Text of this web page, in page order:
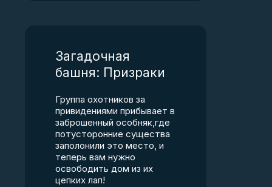
Загадочная
башня: Призраки
Группа охотников за
привидениями прибывает в
заброшенный особняк,где
потусторонние существа
заполонили это место, и
теперь вам нужно
освободить дом из их
цепких лап!